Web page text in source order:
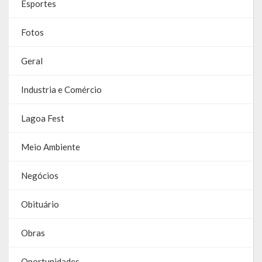
Galeria de Fotos
Vídeos
Programas
Publicações
Covid 19
Publicações Oficiais
Esportes
Fotos
Geral
Industria e Comércio
Lagoa Fest
Meio Ambiente
Negócios
Obituário
Obras